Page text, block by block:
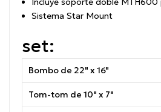
Sistema Star Mount
set:
Bombo de 22" x 16"
Tom-tom de 10" x 7"